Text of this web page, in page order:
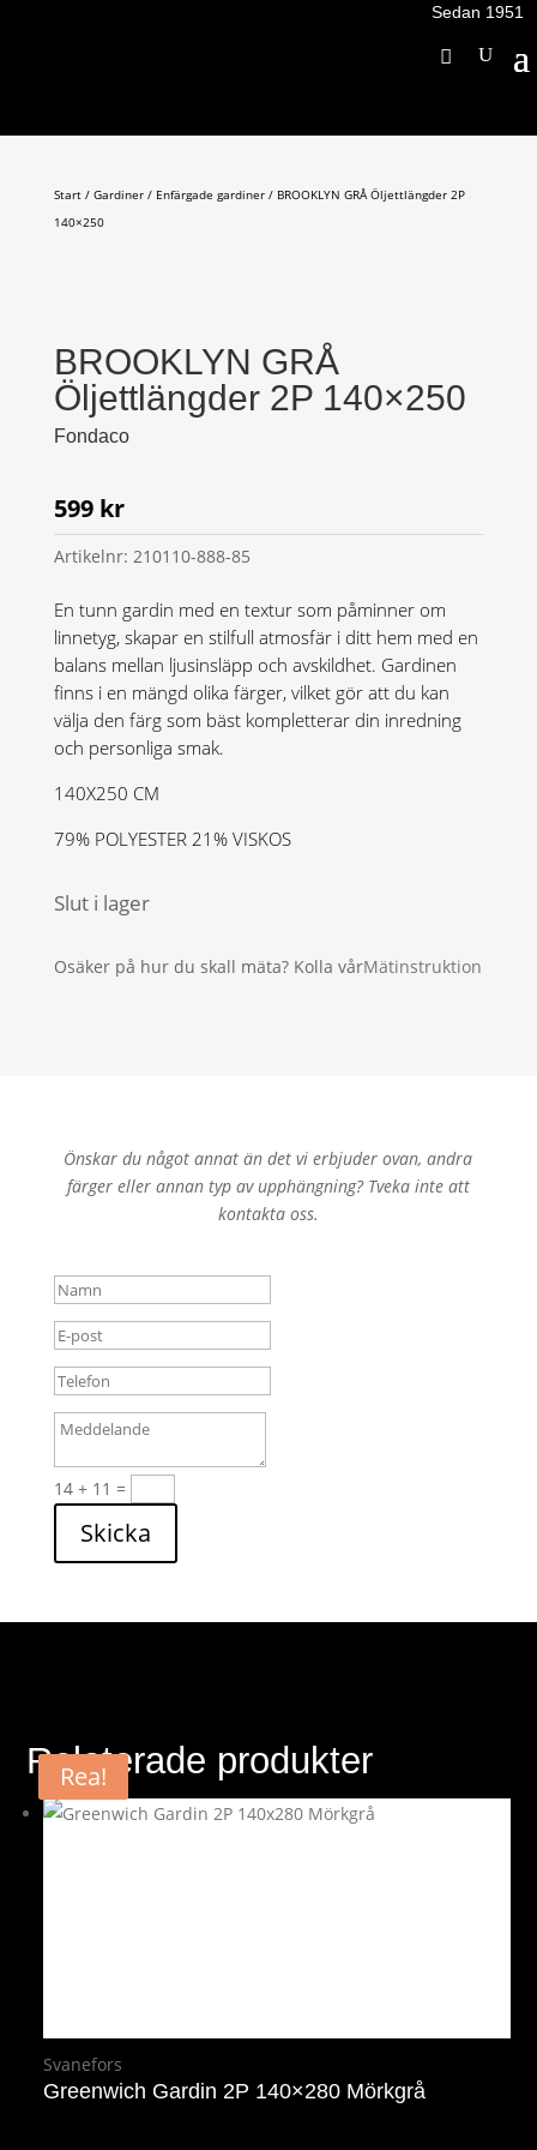
Sedan 1951
Start/ Gardiner/ Enfärgade gardiner/ BROOKLYN GRÅ Öljettlängder 2P
140×250
BROOKLYN GRÅ
Öljettlängder 2P 140×250
Fondaco
599 kr
Artikelnr: 210110-888-85
En tunn gardin med en textur som påminner om
linnetyg, skapar en stilfull atmosfär i ditt hem med en
balans mellan ljusinsläpp och avskildhet. Gardinen
finns i en mängd olika färger, vilket gör att du kan
välja den färg som bäst kompletterar din inredning
och personliga smak.
140X250 CM
79% POLYESTER 21% VISKOS
Slut i lager
Osäker på hur du skall mäta? Kolla vårMätinstruktion
Önskar du något annat än det vi erbjuder ovan, andra
färger eller annan typ av upphängning? Tveka inte att
kontakta oss.
14 + 11 =
Skicka
Relaterade produkter
Rea!
Svanefors
Greenwich Gardin 2P 140×280 Mörkgrå
Rea!